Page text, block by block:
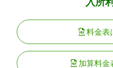
料金表
加算料金